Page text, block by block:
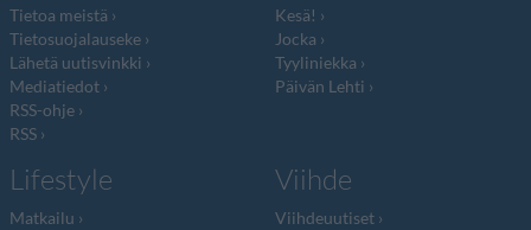
Tietoa meistä
Tietosuojalauseke
Lähetä uutisvinkki
Mediatiedot
RSS-ohje
RSS
Kesä!
Jocka
Tyyliniekka
Päivän Lehti
Lifestyle
Matkailu
Viihde
Viihdeuutiset